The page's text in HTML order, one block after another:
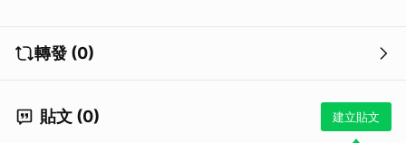
轉發 (0)
貼文 (0) 建立貼文